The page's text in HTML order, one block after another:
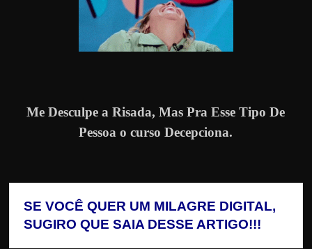
Me Desculpe a Risada, Mas Pra Esse Tipo De
Pessoa o curso Decepciona.
SE VOCÊ QUER UM MILAGRE DIGITAL,
SUGIRO QUE SAIA DESSE ARTIGO!!!